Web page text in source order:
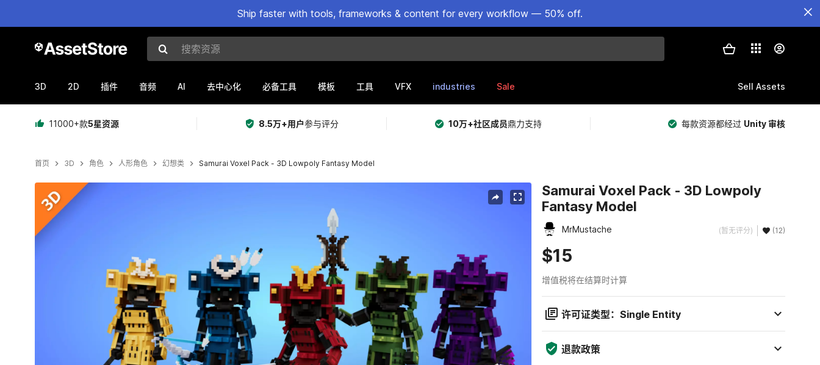
Ship faster with tools, frameworks & content for every workflow — 50% off.
搜索资源
3D 2D 插件 音频 AI 去中心化 必备工具 模板 工具 VFX industries Sale Sell Assets
11000+款5星资源 8.5万+用户参与评分 10万+社区成员鼎力支持 每款资源都经过 Unity 审核
首页 3D 角色 人形角色 幻想类 Samurai Voxel Pack - 3D Lowpoly Fantasy Model
当前幻灯片：1 / 16
Samurai Voxel Pack - 3D Lowpoly
Fantasy Model
MrMustache (暂无评分) (12)
$15
增值税将在结算时计算
许可证类型：Single Entity
退款政策